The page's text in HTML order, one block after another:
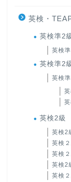
英検・
英検準2
英検
英検準2
英検
英検2級
英検2
英検
英検
英検2
英検